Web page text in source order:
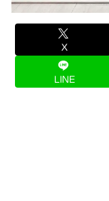
X
LINE